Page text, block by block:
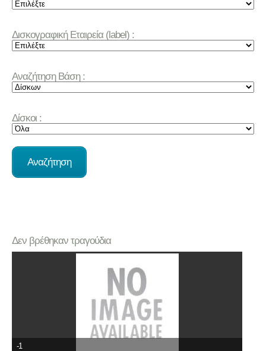
Δισκογραφική Εταιρεία (label) :
Αναζήτηση Βάση :
Δίσκοι :
Δεν βρέθηκαν τραγούδια
-1